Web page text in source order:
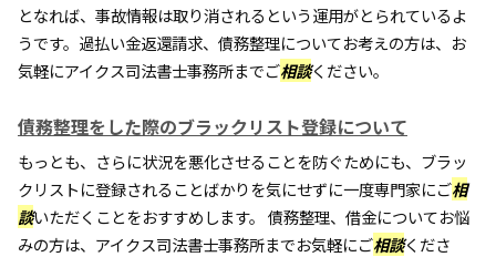
となれば、事故情報は取り消されるという運用がとられているよ
うです。過払い金返還請求、債務整理についてお考えの方は、お
気軽にアイクス司法書士事務所までご相談ください。
債務整理をした際のブラックリスト登録について
もっとも、さらに状況を悪化させることを防ぐためにも、ブラッ
クリストに登録されることばかりを気にせずに一度専門家にご相
談いただくことをおすすめします。 債務整理、借金についてお悩
みの方は、アイクス司法書士事務所までお気軽にご相談くださ